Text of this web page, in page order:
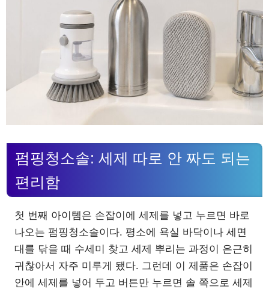
펌핑청소솔: 세제 따로 안 짜도 되는
편리함
첫 번째 아이템은 손잡이에 세제를 넣고 누르면 바로
나오는 펌핑청소솔이다. 평소에 욕실 바닥이나 세면
대를 닦을 때 수세미 찾고 세제 뿌리는 과정이 은근히
귀찮아서 자주 미루게 됐다. 그런데 이 제품은 손잡이
안에 세제를 넣어 두고 버튼만 누르면 솔 쪽으로 세제